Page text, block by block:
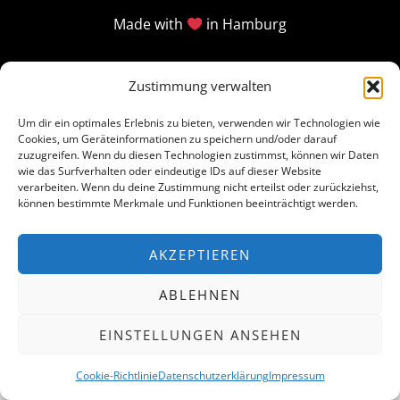
Zustimmung verwalten
Um dir ein optimales Erlebnis zu bieten, verwenden wir Technologien wie
Cookies, um Geräteinformationen zu speichern und/oder darauf
zuzugreifen. Wenn du diesen Technologien zustimmst, können wir Daten
wie das Surfverhalten oder eindeutige IDs auf dieser Website
verarbeiten. Wenn du deine Zustimmung nicht erteilst oder zurückziehst,
können bestimmte Merkmale und Funktionen beeinträchtigt werden.
AKZEPTIEREN
ABLEHNEN
EINSTELLUNGEN ANSEHEN
Cookie-RichtlinieDatenschutzerklärungImpressum
Made with in Hamburg